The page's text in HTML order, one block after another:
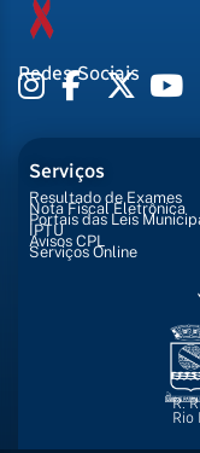
Redes Sociais
Serviços
Resultado de Exames
Nota Fiscal Eletrônica
Portais das Leis
IPTU
Avisos CPL
Serviços Online
R.
Rio